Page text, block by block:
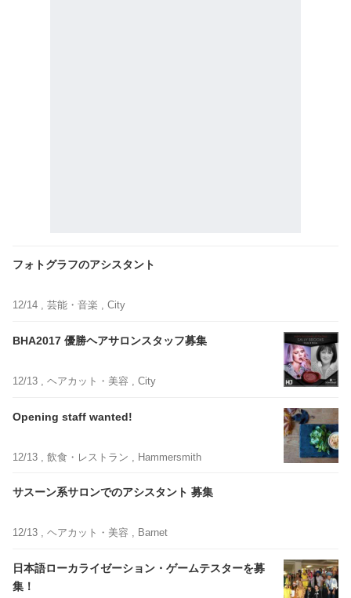
フォトグラフのアシスタント
12/14 , 芸能・音楽 , City
BHA2017 優勝ヘアサロンスタッフ募集
12/13 , ヘアカット・美容 , City
Opening staff wanted!
12/13 , 飲食・レストラン , Hammersmith
サスーン系サロンでのアシスタント 募集
12/13 , ヘアカット・美容 , Barnet
日本語ローカライゼーション・ゲームテスターを募
集！